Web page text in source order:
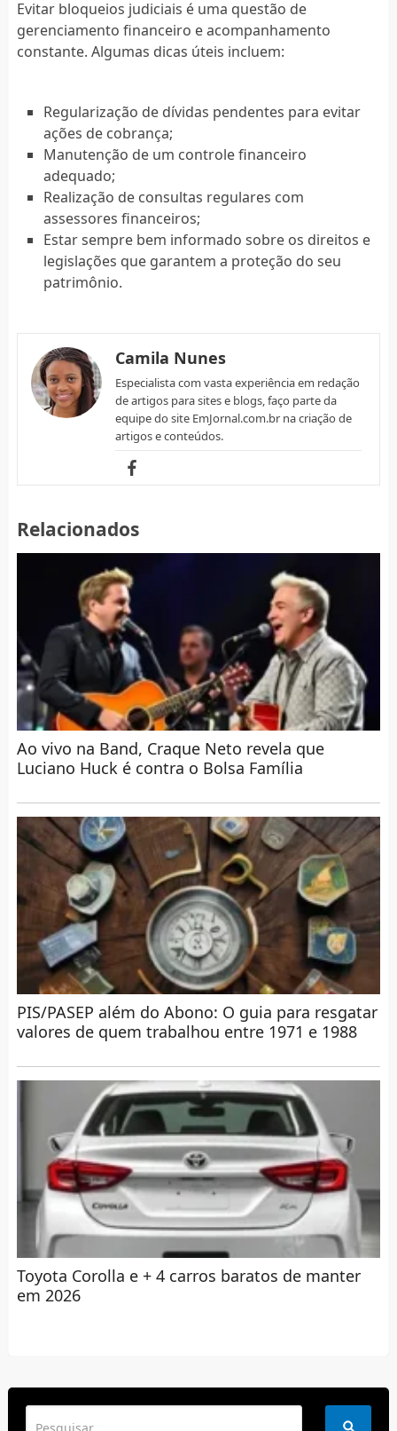
Evitar bloqueios judiciais é uma questão de
gerenciamento financeiro e acompanhamento
constante. Algumas dicas úteis incluem:
Regularização de dívidas pendentes para evitar
ações de cobrança;
Manutenção de um controle financeiro
adequado;
Realização de consultas regulares com
assessores financeiros;
Estar sempre bem informado sobre os direitos e
legislações que garantem a proteção do seu
patrimônio.
Camila Nunes
Especialista com vasta experiência em redação
de artigos para sites e blogs, faço parte da
equipe do site EmJornal.com.br na criação de
artigos e conteúdos.
Relacionados
Ao vivo na Band, Craque Neto revela que
Luciano Huck é contra o Bolsa Família
PIS/PASEP além do Abono: O guia para resgatar
valores de quem trabalhou entre 1971 e 1988
Toyota Corolla e + 4 carros baratos de manter
em 2026